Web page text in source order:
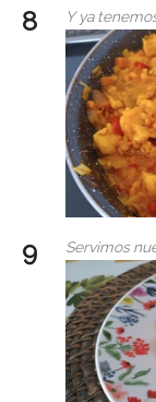
Y ya
Servimos